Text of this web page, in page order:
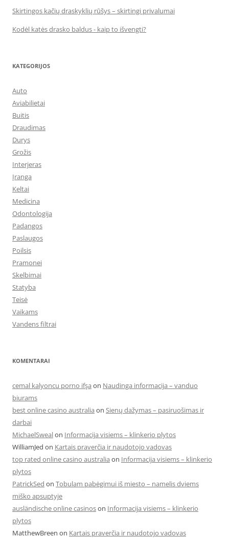
Skirtingos kačių draskyklių rūšys – skirtingi privalumai
Kodėl katės drasko baldus - kaip to išvengti?
KATEGORIJOS
Auto
Aviabilietai
Buitis
Draudimas
Durys
Grožis
Interjeras
Įranga
Keltai
Medicina
Odontologija
Padangos
Paslaugos
Poilsis
Pramonei
Skelbimai
Statyba
Teisė
Vaikams
Vandens filtrai
KOMENTARAI
cemal kalyoncu porno ifşa on Naudinga informacija – vanduo
biurams
best online casino australia on Sienų dažymas – pasiruošimas ir
darbai
MichaelSwealon Informacija visiems – klinkerio plytos
WilliamJed on Kartais praverčia ir naudotojo vadovas
top rated online casino australia on Informacija visiems – klinkerio
plytos
PatrickSed on Tobulam pabėgimui iš miesto – namelis dviems
miško apsuptyje
ausländische online casinoson Informacija visiems – klinkerio
plytos
MatthewBreen on Kartais praverčia ir naudotojo vadovas